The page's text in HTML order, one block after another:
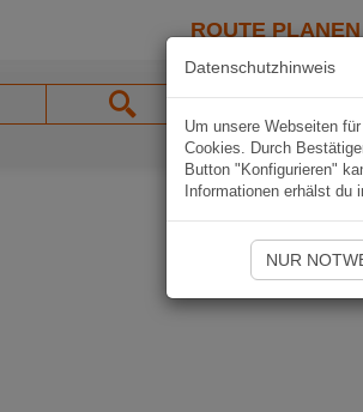
ROUTE PLANEN
Datenschutzhinweis
Um unsere Webseiten
Cookies. Durch
Button "Konfigurieren"
Informationen erhälst du
NUR